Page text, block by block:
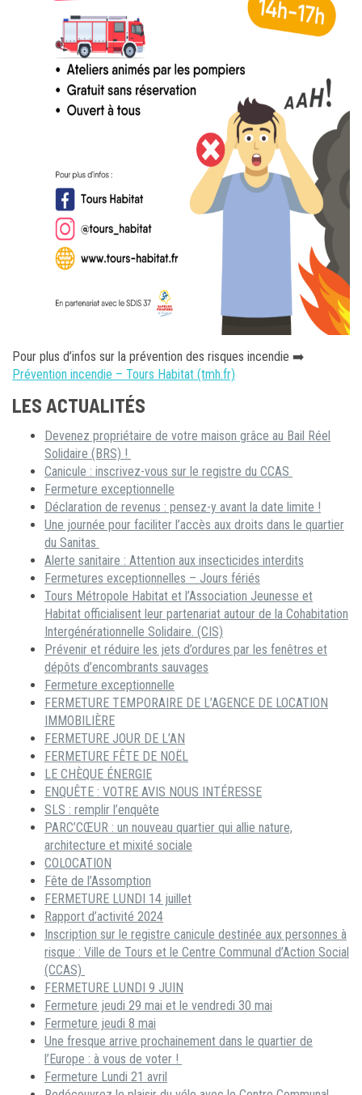
Pour plus d’infos sur la prévention des risques incendie ➡️
Prévention incendie – Tours Habitat (tmh.fr)
LES ACTUALITÉS
Devenez propriétaire de votre maison grâce au Bail Réel
Solidaire (BRS) !
Canicule : inscrivez-vous sur le registre du CCAS
Fermeture exceptionnelle
Déclaration de revenus : pensez-y avant la date limite !
Une journée pour faciliter l’accès aux droits dans le quartier
du Sanitas
Alerte sanitaire : Attention aux insecticides interdits
Fermetures exceptionnelles – Jours fériés
Tours Métropole Habitat et l’Association Jeunesse et
Habitat officialisent leur partenariat autour de la Cohabitation
Intergénérationnelle Solidaire. (CIS)
Prévenir et réduire les jets d’ordures par les fenêtres et
dépôts d’encombrants sauvages
Fermeture exceptionnelle
FERMETURE TEMPORAIRE DE L’AGENCE DE LOCATION
IMMOBILIÈRE
FERMETURE JOUR DE L’AN
FERMETURE FÊTE DE NOËL
LE CHÈQUE ÉNERGIE
ENQUÊTE : VOTRE AVIS NOUS INTÉRESSE
SLS : remplir l’enquête
PARC’CŒUR : un nouveau quartier qui allie nature,
architecture et mixité sociale
COLOCATION
Fête de l’Assomption
FERMETURE LUNDI 14 juillet
Rapport d’activité 2024
Inscription sur le registre canicule destinée aux personnes à
risque : Ville de Tours et le Centre Communal d’Action Social
(CCAS)
FERMETURE LUNDI 9 JUIN
Fermeture jeudi 29 mai et le vendredi 30 mai
Fermeture jeudi 8 mai
Une fresque arrive prochainement dans le quartier de
l’Europe : à vous de voter !
Fermeture Lundi 21 avril